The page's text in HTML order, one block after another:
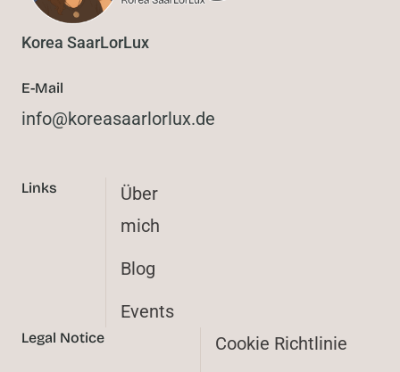
Korea SaarLorLux
E-Mail
ed.xulrolraasaerok
@ofni
Links
Über
mich
Blog
Events
Legal Notice
Cookie Richtlinie